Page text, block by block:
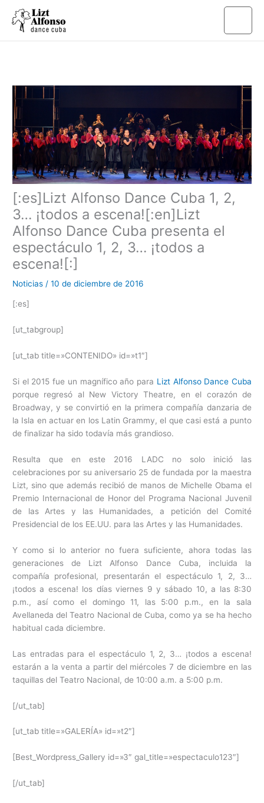
contenido
[:es]Lizt Alfonso Dance Cuba 1, 2,
3… ¡todos a escena![:en]Lizt
Alfonso Dance Cuba presenta el
espectáculo 1, 2, 3… ¡todos a
escena![:]
Noticias /10 de diciembre de 2016
[:es]
[ut_tabgroup]
[ut_tab title=»CONTENIDO» id=»t1″]
Si el 2015 fue un magnífico año para Lizt Alfonso Dance Cuba
porque regresó al New Victory Theatre, en el corazón de
Broadway, y se convirtió en la primera compañía danzaria de
la Isla en actuar en los Latin Grammy, el que casi está a punto
de finalizar ha sido todavía más grandioso.
Resulta que en este 2016 LADC no solo inició las
celebraciones por su aniversario 25 de fundada por la maestra
Lizt, sino que además recibió de manos de Michelle Obama el
Premio Internacional de Honor del Programa Nacional Juvenil
de las Artes y las Humanidades, a petición del Comité
Presidencial de los EE.UU. para las Artes y las Humanidades.
Y como si lo anterior no fuera suficiente, ahora todas las
generaciones de Lizt Alfonso Dance Cuba, incluida la
compañía profesional, presentarán el espectáculo 1, 2, 3…
¡todos a escena! los días viernes 9 y sábado 10, a las 8:30
p.m., así como el domingo 11, las 5:00 p.m., en la sala
Avellaneda del Teatro Nacional de Cuba, como ya se ha hecho
habitual cada diciembre.
Las entradas para el espectáculo 1, 2, 3… ¡todos a escena!
estarán a la venta a partir del miércoles 7 de diciembre en las
taquillas del Teatro Nacional, de 10:00 a.m. a 5:00 p.m.
[/ut_tab]
[ut_tab title=»GALERÍA» id=»t2″]
[Best_Wordpress_Gallery id=»3″ gal_title=»espectaculo123″]
[/ut_tab]